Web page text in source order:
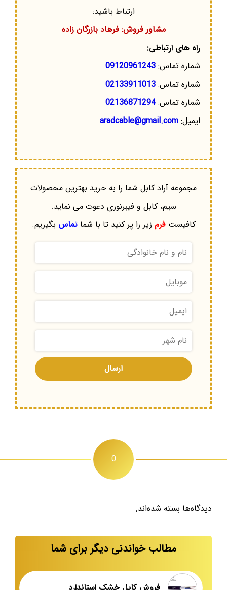
ارتباط باشید:
مشاور فروش: فرهاد بازرگان زاده
راه های ارتباطی:
شماره تماس: 09120961243
شماره تماس: 02133911013
شماره تماس:02136871294
ایمیل: aradcable@gmail.com
مجموعه آراد کابل شما را به خرید بهترین محصولات
سیم، کابل و فیبرنوری دعوت می نماید.
کافیستفرم زیر را پر کنید تا با شماتماس بگیریم.
0
دیدگاه‌ها بسته شده‌اند.
مطالب خواندنی دیگر برای شما